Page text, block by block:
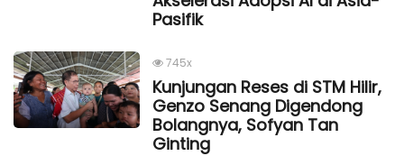
Pasifik
745x
Kunjungan Reses di STM Hilir,
Genzo Senang Digendong
Bolangnya, Sofyan Tan
Ginting